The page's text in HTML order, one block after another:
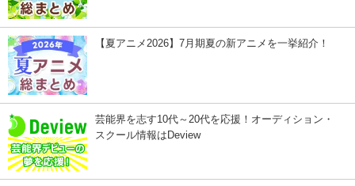
【夏アニメ2026】7月期夏の新アニメを一挙紹介！
芸能界を志す10代～20代を応援！オーディション・
スクール情報はDeview